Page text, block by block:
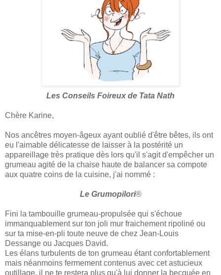
Les Conseils Foireux de Tata Nath
Chère Karine,
Nos ancêtres moyen-âgeux ayant oublié d'être bêtes, ils ont
eu l'aimable délicatesse de laisser à la postérité un
appareillage très pratique dès lors qu'il s'agit d'empêcher un
grumeau agité de la chaise haute de balancer sa compote
aux quatre coins de la cuisine, j'ai nommé :
Le Grumopilori®
Fini la tambouille grumeau-propulsée qui s'échoue
immanquablement sur ton joli mur fraichement ripoliné ou
sur ta mise-en-pli toute neuve de chez Jean-Louis
Dessange ou Jacques David.
Les élans turbulents de ton grumeau étant confortablement
mais néanmoins fermement contenus avec cet astucieux
outillage, il ne te restera plus qu'à lui donner la becquée en